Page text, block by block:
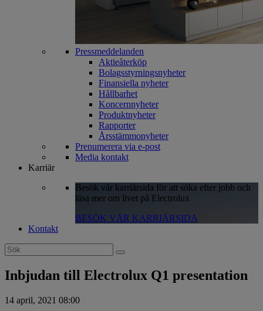
Pressmeddelanden
Aktieåterköp
Bolagsstyrningsnyheter
Finansiella nyheter
Hållbarhet
Koncernnyheter
Produktnyheter
Rapporter
Årsstämmonyheter
Prenumerera via e-post
Media kontakt
Karriär
Besök vår karriärsida för att söka efter jobb och
läsa mer om livet på Electrolux
BESÖK VÅR KARRIÄRSIDA
Kontakt
Search
for:
Inbjudan till Electrolux Q1 presentation
14 april, 2021 08:00